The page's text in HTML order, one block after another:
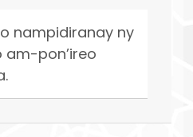
nampidiranay ny
pon’ireo